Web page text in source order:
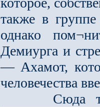
также в
однако
Демиурга и
— Ахамот,
человечества
Сюда также